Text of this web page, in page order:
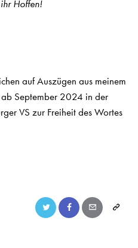
Hoffen!
auf Auszügen aus meinem
September 2024 in der
VS zur Freiheit des Wortes